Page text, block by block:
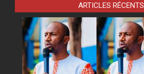
ARTICLES RÉCENTS